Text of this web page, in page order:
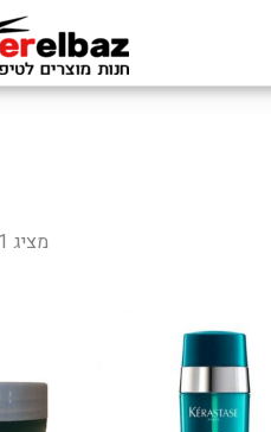
מציג 1–39 מתוך 39 תוצאות